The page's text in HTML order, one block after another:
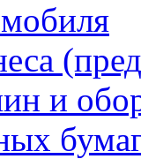
и